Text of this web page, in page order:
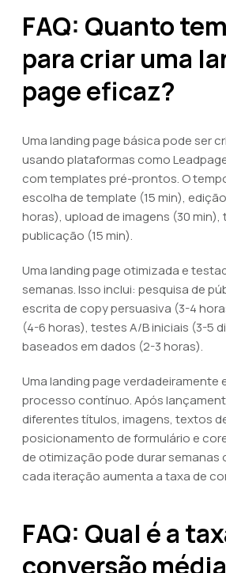
FAQ: Quanto
para criar uma
page eficaz?
Uma landing page básica pode ser
usando plataformas como
com templates pré-prontos. O
escolha de template (15 min),
horas), upload de imagens (30 min),
publicação (15 min).
Uma landing page otimizada e
semanas. Isso inclui: pesquisa de
escrita de copy persuasiva (3-4
(4-6 horas), testes A/B iniciais (3-5
baseados em dados (2-3 horas).
Uma landing page verdadeiramente
processo contínuo. Após
diferentes títulos, imagens, textos
posicionamento de formulário e
de otimização pode durar semanas
cada iteração aumenta a taxa de
FAQ: Qual é a
conversão